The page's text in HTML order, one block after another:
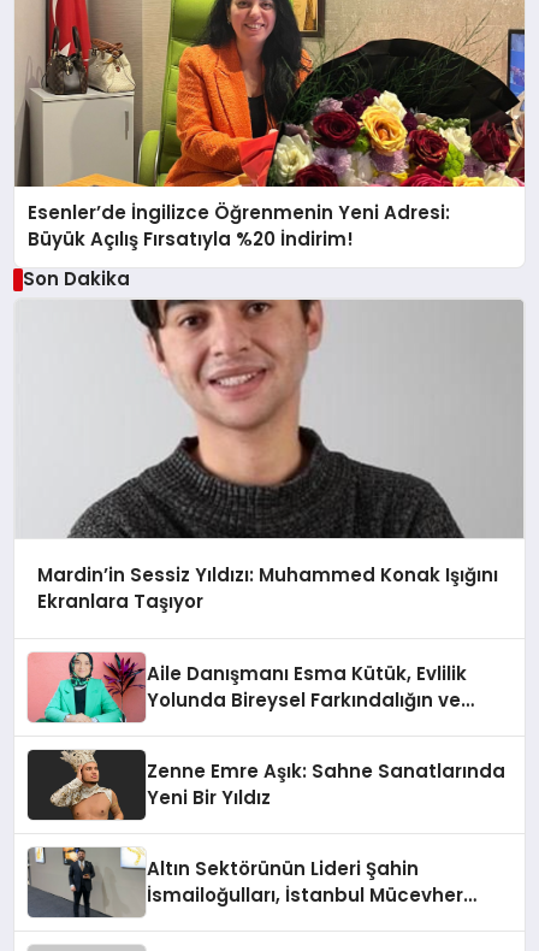
Esenler’de İngilizce Öğrenmenin Yeni Adresi:
Büyük Açılış Fırsatıyla %20 İndirim!
Son Dakika
Mardin’in Sessiz Yıldızı: Muhammed Konak Işığını
Ekranlara Taşıyor
Aile Danışmanı Esma Kütük, Evlilik
Yolunda Bireysel Farkındalığın ve
Zenne Emre Aşık: Sahne Sanatlarında
Yeni Bir Yıldız
Altın Sektörünün Lideri Şahin
İsmailoğulları, İstanbul Mücevher